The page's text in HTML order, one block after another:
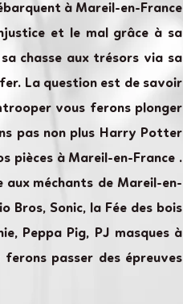
à Mareil-en-France
et le mal grâce à sa
chasse aux trésors via sa
La question est de savoir
vous ferons plonger
pas non plus Harry Potter
pièces à Mareil-en-France .
méchants de Mareil-en-
Bros, Sonic, la Fée des bois
Peppa Pig, PJ masques à
passer des épreuves